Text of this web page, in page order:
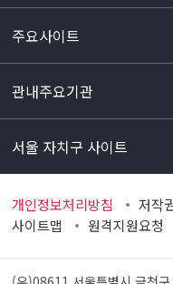
주요사이트
관내주요기관
서울 자치구 사이트
개인정보처리방침 저작
사이트맵
원격지원요청